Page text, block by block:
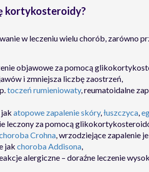
kortykosteroidy?
w leczeniu wielu chorób, zarówno
objawowe za pomocą
i zmniejsza liczbę zaostrzeń,
toczeń rumieniowaty, reumatoidalne
atopowe zapalenie skóry,łuszczyca,
leczony za pomocą
Crohna, wrzodziejące zapalenie
jak choroba Addisona,
alergiczne – doraźne leczenie